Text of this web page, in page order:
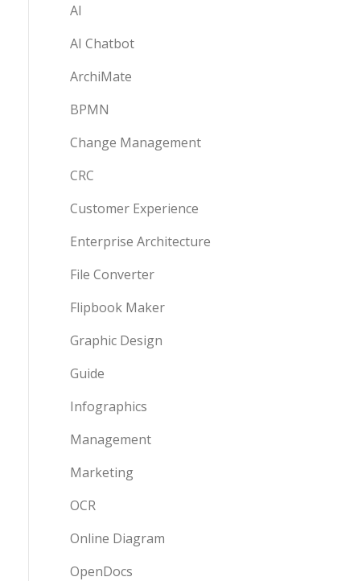
AI
AI Chatbot
ArchiMate
BPMN
Change Management
CRC
Customer Experience
Enterprise Architecture
File Converter
Flipbook Maker
Graphic Design
Guide
Infographics
Management
Marketing
OCR
Online Diagram
OpenDocs